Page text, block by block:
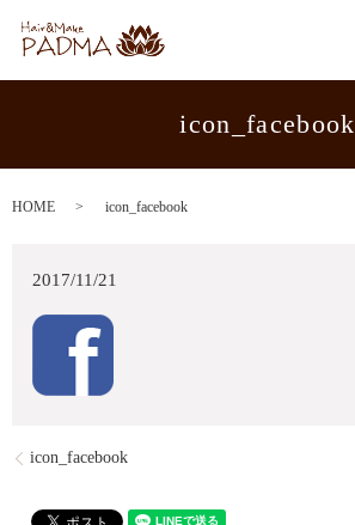
icon_facebook
HOME icon_facebook
2017/11/21
icon_facebook